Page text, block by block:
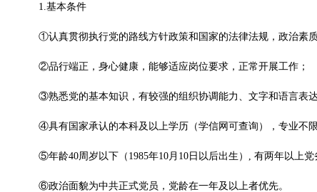
1.基本条件
①认真贯彻执行党的路线方针政策和国家的法律法规，政治素
②品行端正，身心健康，能够适应岗位要求，正常开展工作；
③熟悉党的基本知识，有较强的组织协调能力、文字和语言表
④具有国家承认的本科及以上学历（学信网可查询），专业不限
⑤年龄40周岁以下（1985年10月10日以后出生）, 有两年以上
⑥政治面貌为中共正式党员，党龄在一年及以上者优先。